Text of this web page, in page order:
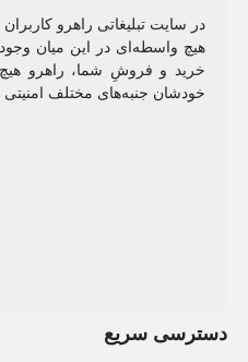
در سایت تبلیغاتی راهرو
هیچ واسطه‌ای در این میان
خرید و فروشِ شما، راهرو هیچ
خودشان جنبه‌های مختلف امنیتی
دسترسی سریع